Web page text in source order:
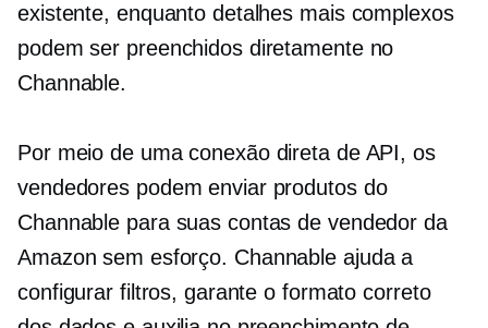
existente, enquanto detalhes mais complexos
podem ser preenchidos diretamente no
Channable.
Por meio de uma conexão direta de API, os
vendedores podem enviar produtos do
Channable para suas contas de vendedor da
Amazon sem esforço. Channable ajuda a
configurar filtros, garante o formato correto